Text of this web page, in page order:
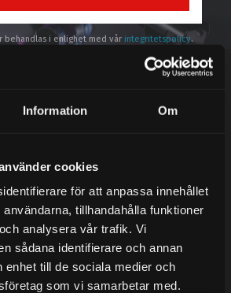
Information Om
cookies
för att anpassa innehållet
tillhandahålla funktioner
analysera vår trafik. Vi
sådana identifierare och annan
enhet till de sociala medier och
som vi samarbetar med.
behandlas i enlighet med vår integritetspolicy.
vi enbart på mejl. Ordrar skickas
med viss fördröjning. 2/7 -9/7 är